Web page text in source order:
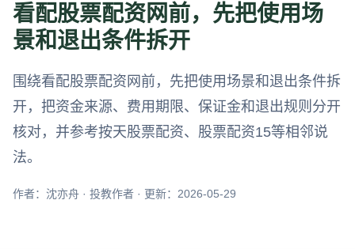
看配股票配资网前，先把使用场
景和退出条件拆开
围绕看配股票配资网前，先把使用场景和退出条件拆
开，把资金来源、费用期限、保证金和退出规则分开
核对，并参考按天股票配资、股票配资15等相邻说
法。
作者：沈亦舟 · 投教作者 · 更新：2026-05-29